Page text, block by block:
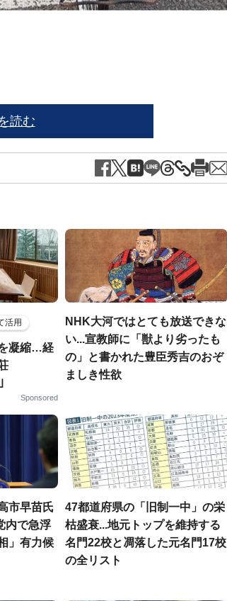
読む
活用
凝縮…経
Sponsored
NHK大河ではとても放送できな
い...宣教師に「獣より劣ったも
の」と書かれた豊臣秀吉のおぞ
ましき性欲
市早苗氏
内で急浮
」有力候
47都道府県の「旧制一中」の栄
枯盛衰...地元トップを維持する
名門22校と凋落した元名門17校
の全リスト